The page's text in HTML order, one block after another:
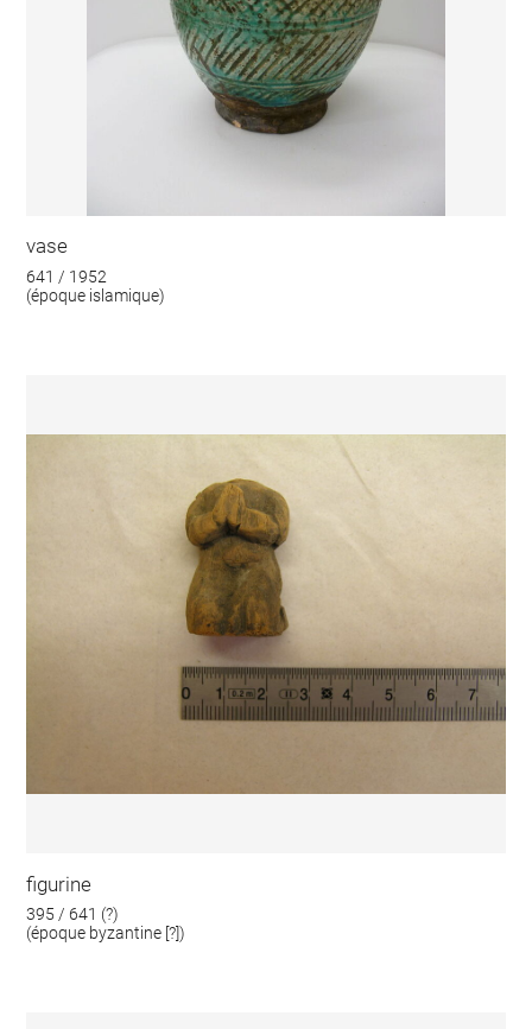
vase
641 / 1952
(époque islamique)
figurine
395 / 641 (?)
(époque byzantine [?])